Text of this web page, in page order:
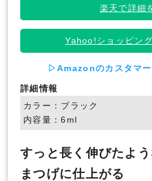
楽天で詳細
Yahoo!ショッピン
▷Amazonのカスタマー
詳細情報
カラー：ブラック
内容量：6ml
すっと長く伸びたよ
まつげに仕上がる